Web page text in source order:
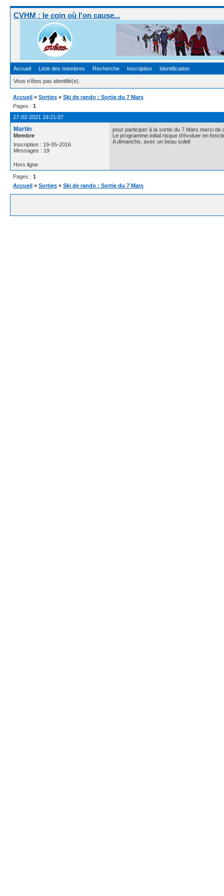
CVHM : le coin où l'on cause...
Accueil Liste des membres Recherche Inscription Identification
Vous n'êtes pas identifié(e).
Accueil » Sorties » Ski de rando : Sortie du 7 Mars
Pages : 1
27-02-2021 19:21:07
Martin
Membre
Inscription : 19-05-2016
Messages : 19
pour participer à la sortie du 7 Mars merci
Le programme initial risque d'évoluer en
A dimanche, avec un beau soleil
Hors ligne
Pages : 1
Accueil » Sorties » Ski de rando : Sortie du 7 Mars